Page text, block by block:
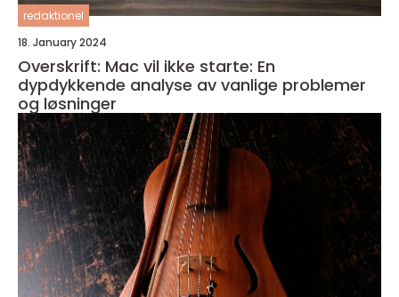
redaktionel
18. January 2024
Overskrift: Mac vil ikke starte: En
dypdykkende analyse av vanlige problemer
og løsninger